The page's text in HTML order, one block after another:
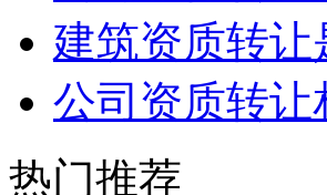
建筑资质转
公司资质转
热门推荐